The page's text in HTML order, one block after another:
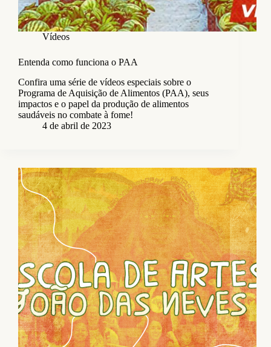
Vídeos
Entenda como funciona o PAA
Confira uma série de vídeos especiais sobre o
Programa de Aquisição de Alimentos (PAA), seus
impactos e o papel da produção de alimentos
saudáveis no combate à fome!
4 de abril de 2023